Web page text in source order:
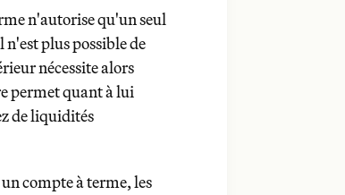
n'autorise qu'un seul
plus possible de
nécessite alors
permet quant à lui
de liquidités
compte à terme, les